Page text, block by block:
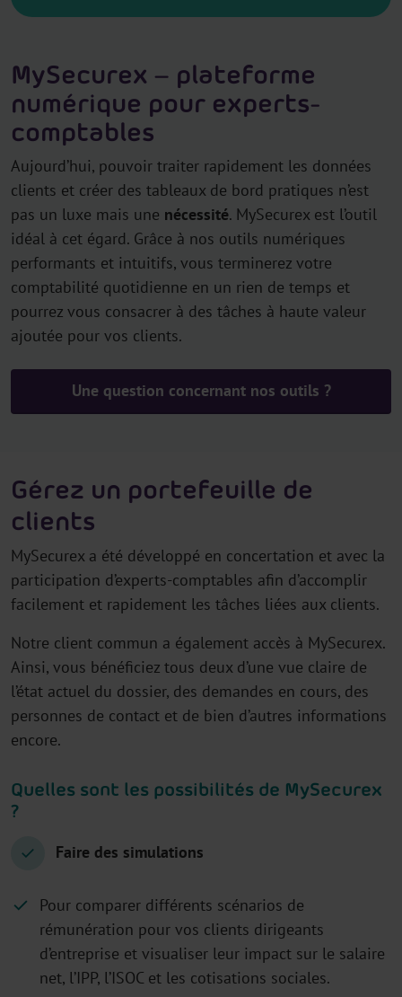
MySecurex – plateforme
numérique pour experts-
comptables
Aujourd’hui, pouvoir traiter rapidement les données
clients et créer des tableaux de bord pratiques n’est
pas un luxe mais une nécessité. MySecurex est l’outil
idéal à cet égard. Grâce à nos outils numériques
performants et intuitifs, vous terminerez votre
comptabilité quotidienne en un rien de temps et
pourrez vous consacrer à des tâches à haute valeur
ajoutée pour vos clients.
Une question concernant nos outils ?
Gérez un portefeuille de
clients
MySecurex a été développé en concertation et avec la
participation d’experts-comptables afin d’accomplir
facilement et rapidement les tâches liées aux clients.
Notre client commun a également accès à MySecurex.
Ainsi, vous bénéficiez tous deux d’une vue claire de
l’état actuel du dossier, des demandes en cours, des
personnes de contact et de bien d’autres informations
encore.
Quelles sont les possibilités de MySecurex
?
Faire des simulations
Pour comparer différents scénarios de
rémunération pour vos clients dirigeants
d’entreprise et visualiser leur impact sur le salaire
net, l’IPP, l’ISOC et les cotisations sociales.